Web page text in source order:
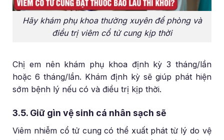
Hãy khám phụ khoa thường xuyên để phòng và
điều trị viêm cổ tử cung kịp thời
Chị em nên khám phụ khoa định kỳ 3 tháng/lần
hoặc 6 tháng/lần. Khám định kỳ sẽ giúp phát hiện
sớm bệnh lý nếu có và điều trị kịp thời.
3.5. Giữ gìn vệ sinh cá nhân sạch sẽ
Viêm nhiễm cổ tử cung có thể xuất phát từ lý do vệ